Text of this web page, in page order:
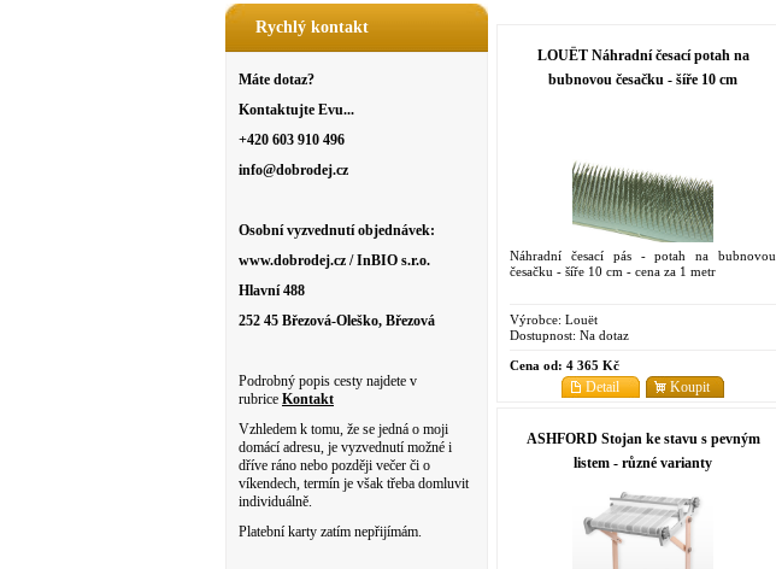
Rychlý kontakt
Máte dotaz?
Kontaktujte Evu...
+420 603 910 496
info@dobrodej.cz
Osobní vyzvednutí objednávek:
www.dobrodej.cz / InBIO s.r.o.
Hlavní 488
252 45 Březová-Oleško, Březová
Podrobný popis cesty najdete v
rubrice Kontakt
Vzhledem k tomu, že se jedná o moji
domácí adresu, je vyzvednutí možné i
dříve ráno nebo později večer či o
víkendech, termín je však třeba domluvit
individuálně.
Platební karty zatím nepřijímám.
LOUËT Náhradní česací potah na
bubnovou česačku - šíře 10 cm
Náhradní česací pás - potah na bubnovou
česačku - šíře 10 cm - cena za 1 metr
Výrobce: Louët
Dostupnost: Na dotaz
Cena od: 4 365 Kč
Koupit
Detail
ASHFORD Stojan ke stavu s pevným
listem - různé varianty